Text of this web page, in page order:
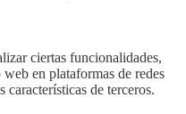
ciertas funcionalidades,
en plataformas de redes
características de terceros.